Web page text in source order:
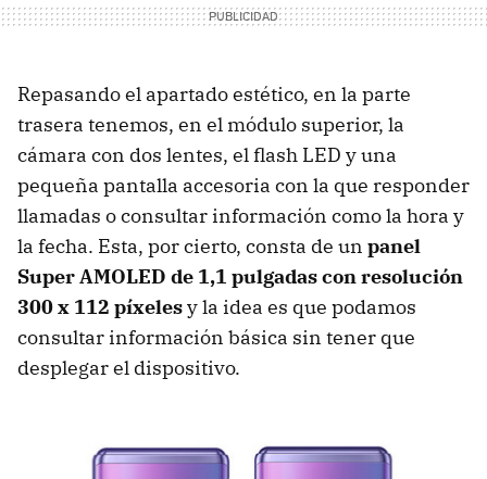
Repasando el apartado estético, en la parte
trasera tenemos, en el módulo superior, la
cámara con dos lentes, el flash LED y una
pequeña pantalla accesoria con la que responder
llamadas o consultar información como la hora y
la fecha. Esta, por cierto, consta de un panel
Super AMOLED de 1,1 pulgadas con resolución
300 x 112 píxelesy la idea es que podamos
consultar información básica sin tener que
desplegar el dispositivo.